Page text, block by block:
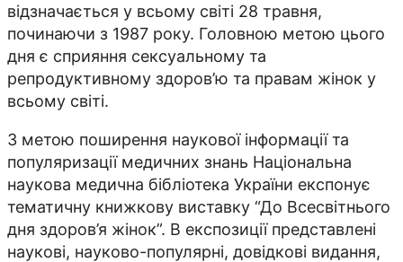
відзначається у всьому світі 28 травня,
починаючи з 1987 року. Головною метою цього
дня є сприяння сексуальному та
репродуктивному здоров’ю та правам жінок у
всьому світі.
З метою поширення наукової інформації та
популяризації медичних знань Національна
наукова медична бібліотека України експонує
тематичну книжкову виставку “До Всесвітнього
дня здоров’я жінок”. В експозиції представлені
наукові, науково-популярні, довідкові видання,